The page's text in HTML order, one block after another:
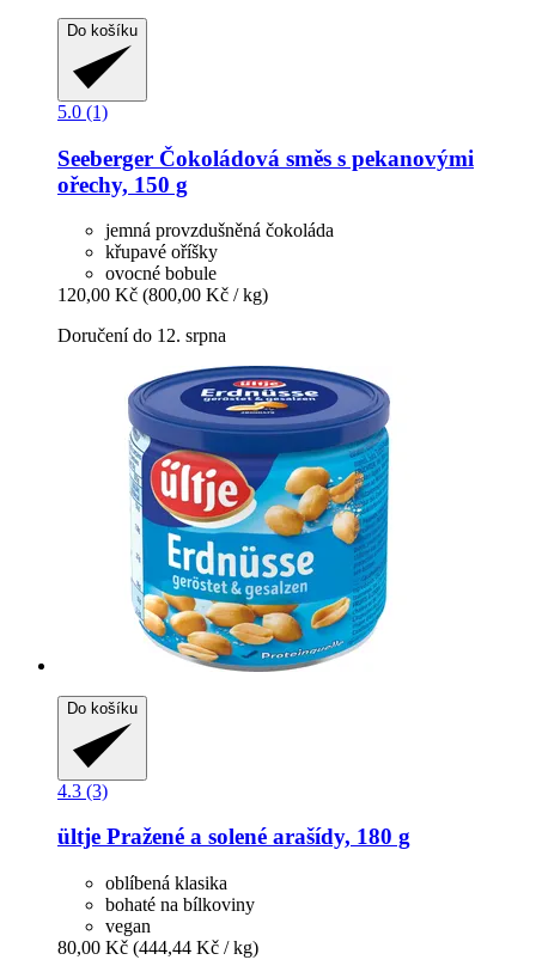
Do košíku
5.0 (1)
Seeberger Čokoládová směs s pekanovými
ořechy, 150 g
jemná provzdušněná čokoláda
křupavé oříšky
ovocné bobule
120,00 Kč (800,00 Kč / kg)
Doručení do 12. srpna
Do košíku
4.3 (3)
ültje Pražené a solené arašídy, 180 g
oblíbená klasika
bohaté na bílkoviny
vegan
80,00 Kč (444,44 Kč / kg)